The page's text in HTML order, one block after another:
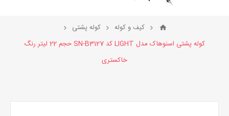
کیف و کوله
کوله پشتی
کوله پشتی اسنوهاک مدل LIGHT کد SN-B3127 حجم 22 لیتر رنگ
خاکستری